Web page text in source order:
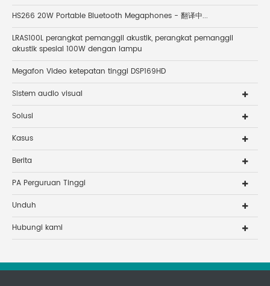
HS266 20W Portable Bluetooth Megaphones - 翻译中...
LRAS100L perangkat pemanggil akustik, perangkat pemanggil
akustik spesial 100W dengan lampu
Megafon Video ketepatan tinggi DSP169HD
Sistem audio visual
Solusi
Kasus
Berita
PA Perguruan Tinggi
Unduh
Hubungi kami